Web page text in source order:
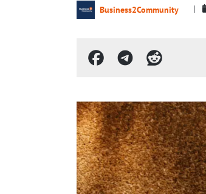
Business2Community